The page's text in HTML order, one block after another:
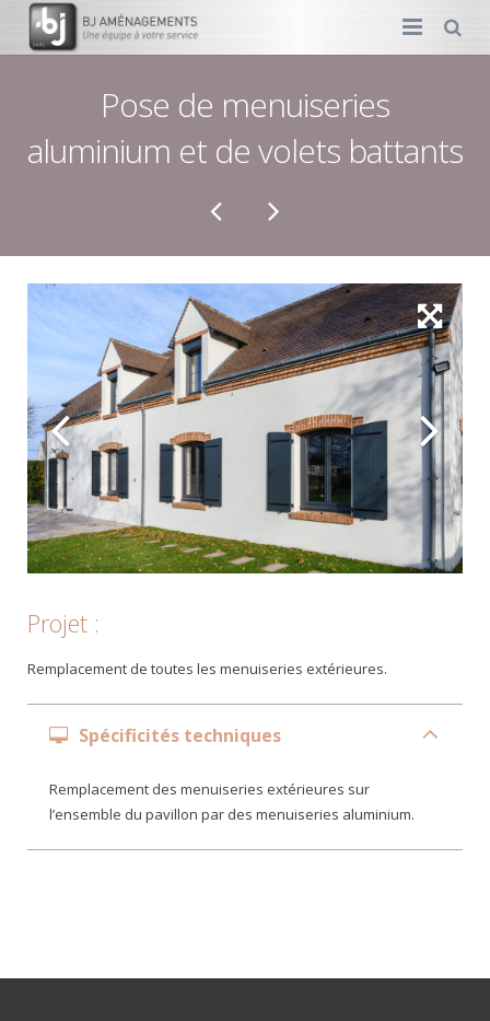
AMÉNAGEMENT
DÉCORATION
PLOMBERIE
Pose de menuiseries
aluminium et de volets battants
Projet :
Remplacement de toutes les menuiseries extérieures.
Spécificités techniques
Remplacement des menuiseries extérieures sur
l’ensemble du pavillon par des menuiseries aluminium.